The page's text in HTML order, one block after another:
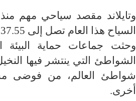
وتايلاند مقصد سياحي مهم
السياح هذا العام تصل إلى 37.55 مليون سائح.
وحثت جماعات حماية البيئة
الشواطئ التي ينتشر فيها
شواطئ العالم، من فوضى
أخرى.